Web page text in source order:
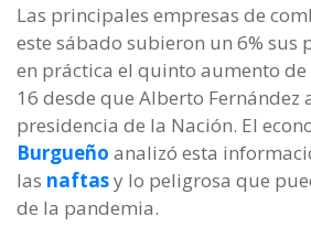
Las principales empresas de
este sábado subieron un 6% sus
en práctica el quinto aumento
16 desde que Alberto Fernández
presidencia de la Nación. El
Burgueño analizó esta
las naftasy lo peligrosa que
de la pandemia.